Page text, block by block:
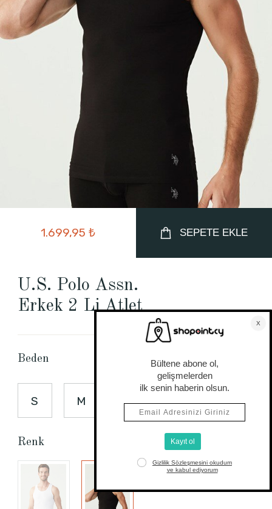
1.699,95 ₺ SEPETE EKLE
U.S. Polo Assn.
Erkek 2 Li Atlet
Beden Beden Tablosu
S M L XL 2XL
Renk